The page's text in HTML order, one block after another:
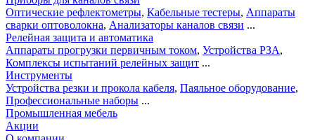
Оптические рефлектометры, Кабельные тестеры, Аппараты
сварки оптоволокна, Анализаторы каналов связи ...
Релейная защита и автоматика
Аппараты прогрузки первичным током, Устройства РЗА,
Комплексы испытаний релейных защит ...
Инструменты
Устройства резки и прокола кабеля, Паяльное оборудование,
Профессиональные наборы ...
Промышленная мебель
Акции